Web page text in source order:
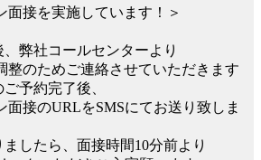
面接を実施しています！＞
、弊社コールセンターより
のためご連絡させていただきます
予約完了後、
接のURLをSMSにてお送り致しま
したら、面接時間10分前より